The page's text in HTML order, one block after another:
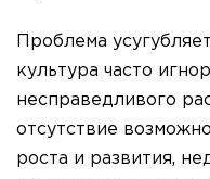
Проблема
культура часто
несправедливого
отсутствие
роста и развития,